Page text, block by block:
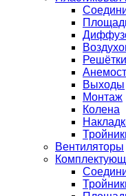
Решётки
Выходы
Монтаж
Колена
Вентиляторы